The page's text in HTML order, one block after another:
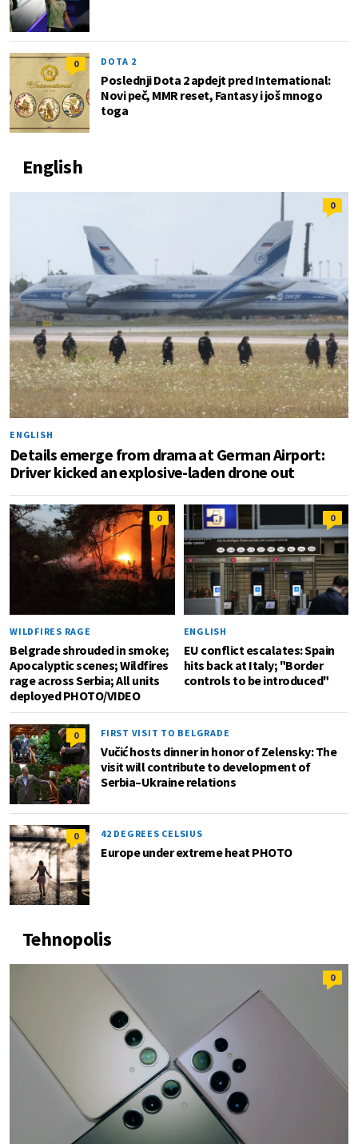
0 DOTA 2
Poslednji Dota 2 apdejt pred International:
Novi peč, MMR reset, Fantasy i još mnogo
toga
English
0
ENGLISH
Details emerge from drama at German Airport:
Driver kicked an explosive-laden drone out
0
WILDFIRES RAGE
Belgrade shrouded in smoke;
Apocalyptic scenes; Wildfires
rage across Serbia; All units
deployed PHOTO/VIDEO
0
ENGLISH
EU conflict escalates: Spain
hits back at Italy; "Border
controls to be introduced"
0 FIRST VISIT TO BELGRADE
Vučić hosts dinner in honor of Zelensky: The
visit will contribute to development of
Serbia–Ukraine relations
0 42 DEGREES CELSIUS
Europe under extreme heat PHOTO
Tehnopolis
0